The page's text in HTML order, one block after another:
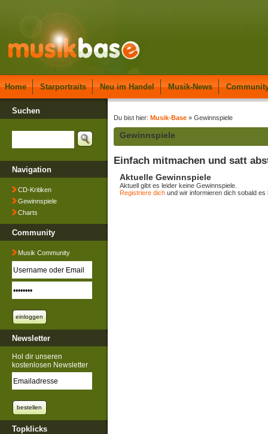
Home Starportraits Neu im Handel Musik-News
Suchen
Navigation
CD-Kritiken
Gewinnspiele
Charts
Community
Musik Community
Newsletter
Hol dir unseren
kostenlosen Newsletter
Topklicks
Du bist hier: Musik-Base » Gewinnspiele
Gewinnspiele
Einfach mitmachen und satt
Aktuelle Gewinnspiele
Aktuell gibt es leider keine Gewinnspiele.
Registriere dich und wir informieren dich sobald